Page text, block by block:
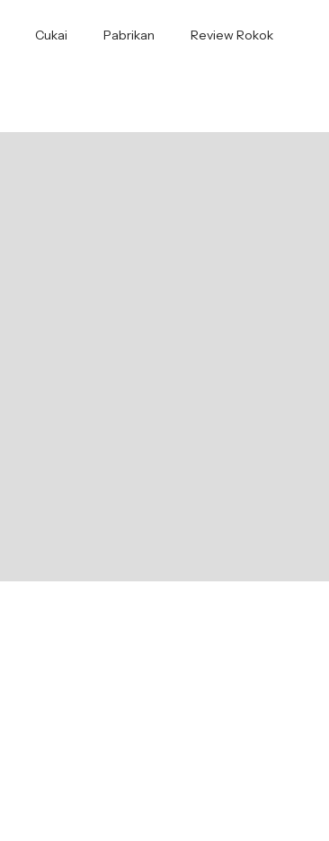
Cukai Pabrikan Review Rokok